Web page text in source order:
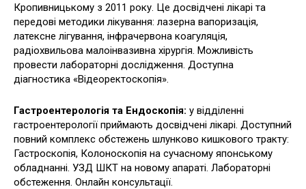
Кропивницькому з 2011 року. Це досвідчені лікарі та
передові методики лікування: лазерна вапоризація,
латексне лігування, інфрачервона коагуляція,
радіохвильова малоінвазивна хірургія. Можливість
провести лабораторні дослідження. Доступна
діагностика «Відеоректоскопія».
Гастроентерологія та Ендоскопія: у відділенні
гастроентерології приймають досвідчені лікарі. Доступний
повний комплекс обстежень шлунково кишкового тракту:
Гастроскопія, Колоноскопія на сучасному японському
обладнанні. УЗД ШКТ на новому апараті. Лабораторні
обстеження. Онлайн консультації.